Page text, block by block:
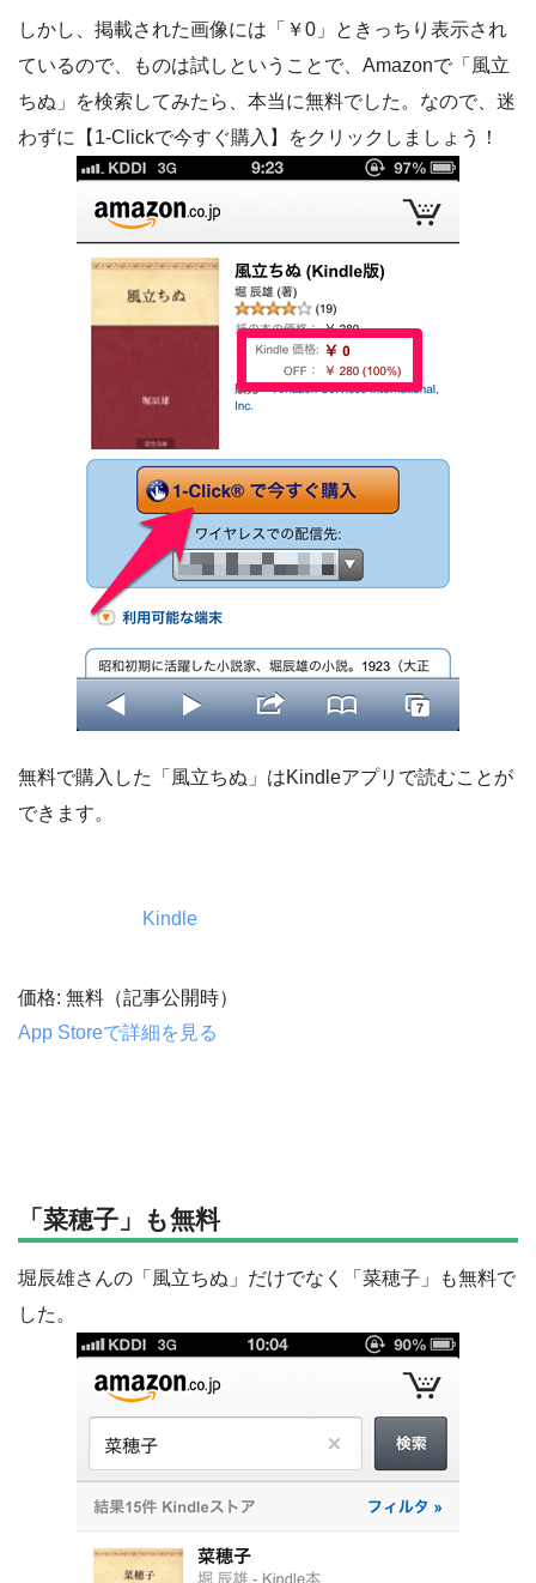
しかし、掲載された画像には「￥0」ときっちり表示され
ているので、ものは試しということで、Amazonで「風立
ちぬ」を検索してみたら、本当に無料でした。なので、迷
わずに【1-Clickで今すぐ購入】をクリックしましょう！
無料で購入した「風立ちぬ」はKindleアプリで読むことが
できます。
Kindle
価格: 無料（記事公開時）
App Storeで詳細を見る
「菜穂子」も無料
堀辰雄さんの「風立ちぬ」だけでなく「菜穂子」も無料で
した。